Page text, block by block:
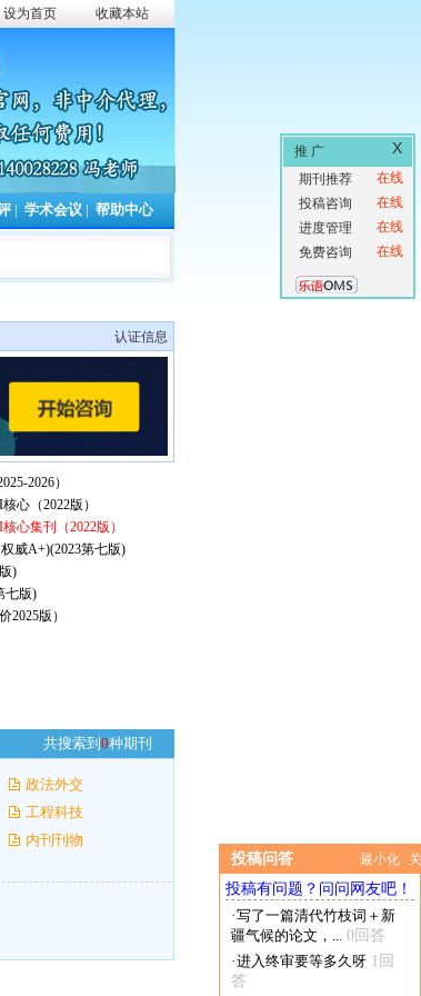
设为首页 收藏本站
学术会议 帮助中心
投稿问答 最小化
投稿有问题？问问网友吧！
·写了一篇清代竹枝词＋新
疆气候的论文，... 0回答
·进入终审要等多久呀 1回
答
认证信息
2026）
心（2022版）
心集刊（2022版）
威A+)(2023第七版)
)
七版)
2025版）
共搜索到 0种期刊
政法外交
工程科技
内刊刊物
X
推 广
在线
期刊推荐
在线
投稿咨询
在线
进度管理
在线
免费咨询